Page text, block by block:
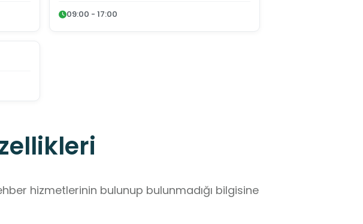
09:00 - 17:00
hizmetlerinin bulunup bulunmadığı bilgisine